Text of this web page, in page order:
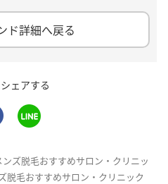
ド詳細へ戻る
ェアする
ズ脱毛おすすめサロン・クリニッ
脱毛おすすめサロン・クリニック